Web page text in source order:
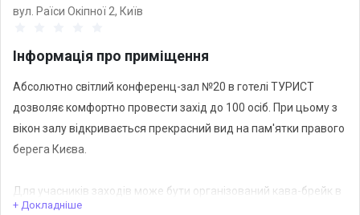
вул. Раїси Окіпної 2, Київ
Інформація про приміщення
Абсолютно світлий конференц-зал №20 в готелі ТУРИСТ
дозволяє комфортно провести захід до 100 осіб. При цьому з
вікон залу відкривається прекрасний вид на пам'ятки правого
берега Києва.
Для учасників заходів може бути організований кава-брейк в
холі перед залом.
+ Докладніше